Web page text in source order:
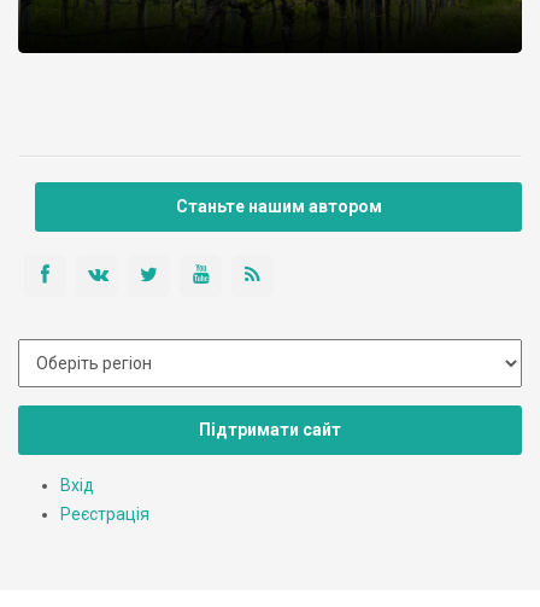
Станьте нашим автором
Підтримати сайт
Вхід
Реєстрація